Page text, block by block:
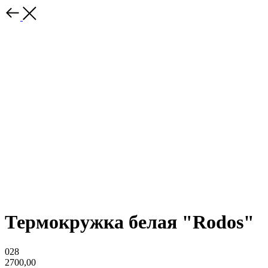
Термокружка белая "Rodos"
028
2700,00